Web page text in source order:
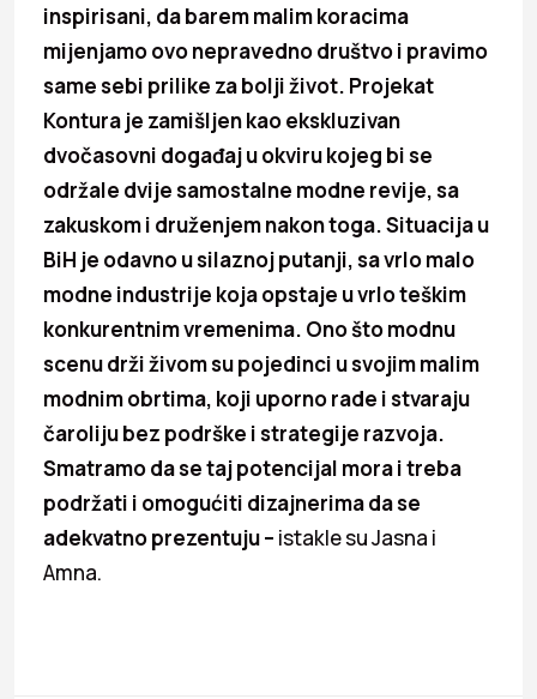
inspirisani, da barem malim koracima
mijenjamo ovo nepravedno društvo i pravimo
same sebi prilike za bolji život. Projekat
Kontura je zamišljen kao ekskluzivan
dvočasovni događaj u okviru kojeg bi se
održale dvije samostalne modne revije, sa
zakuskom i druženjem nakon toga. Situacija u
BiH je odavno u silaznoj putanji, sa vrlo malo
modne industrije koja opstaje u vrlo teškim
konkurentnim vremenima. Ono što modnu
scenu drži živom su pojedinci u svojim malim
modnim obrtima, koji uporno rade i stvaraju
čaroliju bez podrške i strategije razvoja.
Smatramo da se taj potencijal mora i treba
podržati i omogućiti dizajnerima da se
adekvatno prezentuju – istakle su Jasna i
Amna.